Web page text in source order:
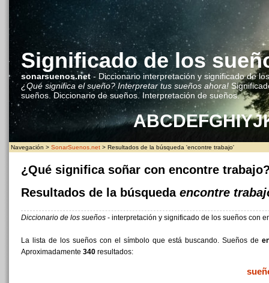
Significado de los
sonarsuenos.net- Diccionario interpretación y significado de
¿Qué significa el sueño? Interpretar tus sueños ahora!
sueños. Diccionario de sueños. Interpretación de sueños.
ABCDEFGHIYJ
Navegación > SonarSuenos.net > Resultados de la búsqueda 'encontre trabajo'
¿Qué significa soñar con encontre
Resultados de la búsqueda encontre
Diccionario de los sueños - interpretación y significado de los sueños con
La lista de los sueños con el símbolo que está buscando. Sueños de
Aproximadamente 340 resultados: